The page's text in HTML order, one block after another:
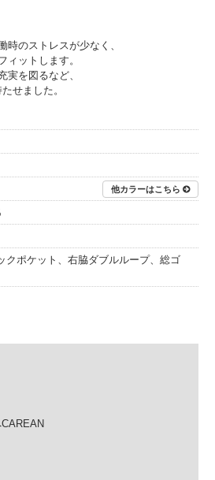
のストレスが少なく、
ィットします。
実を図るなど、
せました。
他カラーはこちら
クポケット、右脇ダブルループ、総ゴ